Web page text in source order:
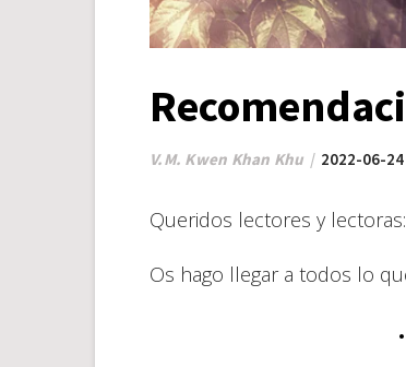
V.M. Kwen Khan Khu 2022-06-24
Queridos lectores y lectoras:
Os hago llegar a todos lo